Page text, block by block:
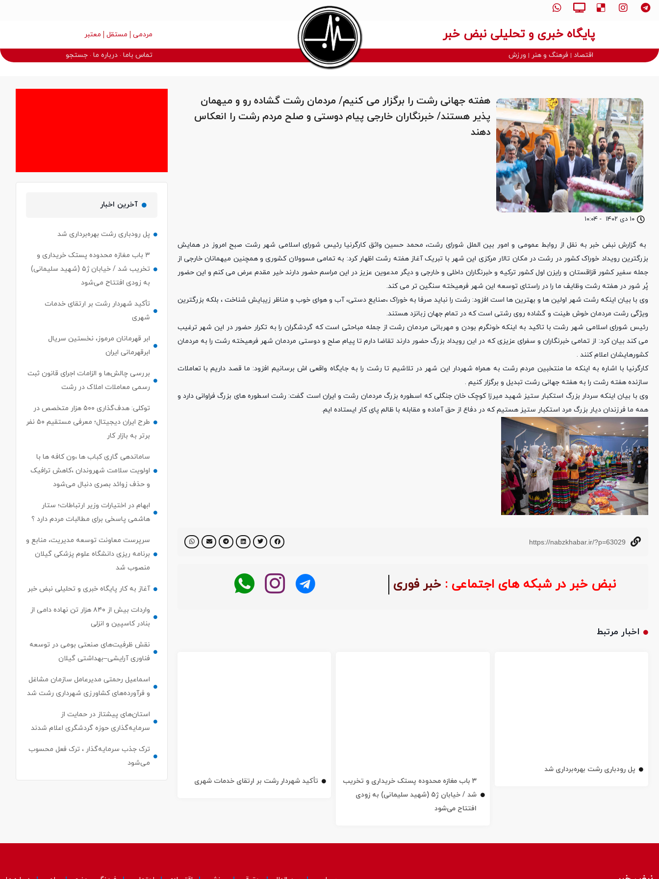
پایگاه خبری و تحلیلی نبض خبر مردمی مستقل معتبر
اقتصاد فرهنگ و هنر ورزش تماس باما درباره ما جستجو
۱۰ دی ۱۴۰۲ - ۱۰:۰۴
هفته جهانی رشت را برگزار می کنیم/ مردمان رشت گشاده رو و میهمان
پذیر هستند/ خبرنگاران خارجی پیام دوستی و صلح مردم رشت را انعکاس
دهند
به گزارش نبض خبر به نقل از روابط عمومی و امور بین الملل شورای رشت، محمد حسین واثق کارگرنیا رئیس شورای اسلامی شهر رشت صبح امروز در همایش
بزرگترین رویداد خوراک کشور در رشت در مکان تالار مرکزی این شهر با تبریک آغاز هفته رشت اظهار کرد: به تمامی مسوولان کشوری و همچنین میهمانان خارجی از
جمله سفیر کشور قزاقستان و رایزن اول کشور ترکیه و خبرنگاران داخلی و خارجی و دیگر مدعوین عزیز در این مراسم حضور دارند خیر مقدم عرض می کنم و این حضور
پُر شور در هفته رشت وظایف ما را در راستای توسعه این شهر فرهیخته سنگین تر می کند.
وی با بیان اینکه رشت شهر اولین ها و بهترین ها است افزود: رشت را نباید صرفا به خوراک ،صنایع دستی، آب و هوای خوب و مناظر زیبایش شناخت ، بلکه بزرگترین
ویژگی رشت مردمان خوش طینت و گشاده روی رشتی است که در تمام جهان زبانزد هستند.
رئیس شورای اسلامی شهر رشت با تاکید به اینکه خونگرم بودن و مهربانی مردمان رشت از جمله مباحثی است که گردشگران را به تکرار حضور در این شهر ترغیب
می کند بیان کرد: از تمامی خبرنگاران و سفرای عزیزی که در این رویداد بزرگ حضور دارند تقاضا دارم تا پیام صلح و دوستی مردمان شهر فرهیخته رشت را به مردمان
کشورهایشان اعلام کنند .
کارگرنیا با اشاره به اینکه ما منتخبین مردم رشت به همراه شهردار این شهر در تلاشیم تا رشت را به جایگاه واقعی اش برسانیم افزود: ما قصد داریم با تعاملات
سازنده هفته رشت را به هفته جهانی رشت تبدیل و برگزار کنیم .
وی با بیان اینکه سردار بزرگ استکبار ستیز شهید میرزا کوچک خان جنگلی که اسطوره بزرگ مردمان رشت و ایران است گفت: رشت اسطوره های بزرگ فراوانی دارد و
همه ما فرزندان دیار بزرگ مرد استکبار ستیز هستیم که در دفاع از حق آماده و مقابله با ظالم پای کار ایستاده ایم.
https://nabzkhabar.ir/?p=63029
نبض خبر در شبکه های اجتماعی : خبر فوری
اخبار مرتبط
پل رودباری رشت بهره‌برداری شد
۳ باب مغازه محدوده پستک خریداری و تخریب
شد / خیابان ژ۵ (شهید سلیمانی) به زودی
افتتاح می‌شود
تأکید شهردار رشت بر ارتقای خدمات شهری
آخرین اخبار
پل رودباری رشت بهره‌برداری شد
۳ باب مغازه محدوده پستک خریداری و
تخریب شد / خیابان ژ۵ (شهید سلیمانی)
به زودی افتتاح می‌شود
تأکید شهردار رشت بر ارتقای خدمات
شهری
ابر قهرمانان مرموز، نخستین سریال
ابرقهرمانی ایران
بررسی چالش‌ها و الزامات اجرای قانون ثبت
رسمی معاملات املاک در رشت
توکلی: هدف‌گذاری ۵۰۰ هزار متخصص در
طرح ایران دیجیتال؛ معرفی مستقیم ۵۰ نفر
برتر به بازار کار
ساماندهی گاری کباب ها ،ون کافه ها با
اولویت سلامت شهروندان ،کاهش ترافیک
و حذف زوائد بصری دنبال می‌شود
ابهام در اختیارات وزیر ارتباطات؛ ستار
هاشمی پاسخی برای مطالبات مردم دارد ؟
سرپرست معاونت توسعه مدیریت، منابع و
برنامه ریزی دانشگاه علوم پزشکی گیلان
منصوب شد
آغاز به کار پایگاه خبری و تحلیلی نبض خبر
واردات بیش از ۸۴۰ هزار تن نهاده دامی از
بنادر كاسپین و انزلی
نقش ظرفیت‌های صنعتی بومی در توسعه
فناوری آرایشی–بهداشتی گیلان
اسماعیل رحمتی مدیرعامل سازمان مشاغل
و فرآورده‌های کشاورزی شهرداری رشت شد
استان‌های پیشتاز در حمایت از
سرمایه‌گذاری حوزه گردشگری اعلام شدند
ترک جذب سرمایه‌گذار ، ترک فعل محسوب
می‌شود